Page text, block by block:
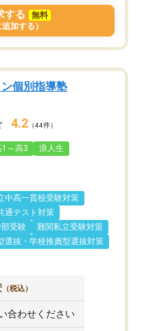
った
する
無料
加する）
個別指導塾
4.2 （44件）
1～高3 浪人生
中高一貫校受験対策
通テスト対策
受験
難関私立受験対策
選抜・学校推薦型選抜対策
（税込）
合わせください